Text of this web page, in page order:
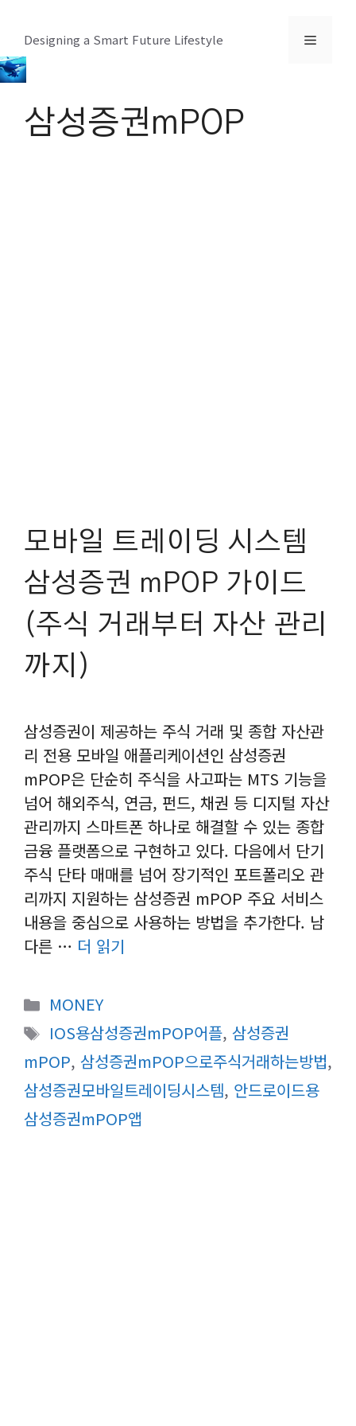
츠
로
Designing a Smart Future Lifestyle 메
삼성증권mPOP
모바일 트레이딩 시스템
삼성증권 mPOP 가이드
(주식 거래부터 자산 관리
까지)
삼성증권이 제공하는 주식 거래 및 종합 자산관
리 전용 모바일 애플리케이션인 삼성증권
mPOP은 단순히 주식을 사고파는 MTS 기능을
넘어 해외주식, 연금, 펀드, 채권 등 디지털 자산
관리까지 스마트폰 하나로 해결할 수 있는 종합
금융 플랫폼으로 구현하고 있다. 다음에서 단기
주식 단타 매매를 넘어 장기적인 포트폴리오 관
리까지 지원하는 삼성증권 mPOP 주요 서비스
내용을 중심으로 사용하는 방법을 추가한다. 남
다른 … 더 읽기
카
테
리
MONEY
태
그
IOS용삼성증권mPOP어플, 삼성증권
mPOP, 삼성증권mPOP으로주식거래하는방법,
삼성증권모바일트레이딩시스템, 안드로이드용
삼성증권mPOP앱